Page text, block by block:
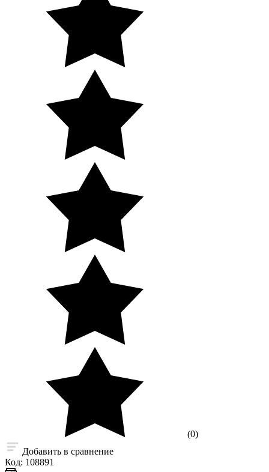
(0)
Добавить в сравнение
Код: 108891